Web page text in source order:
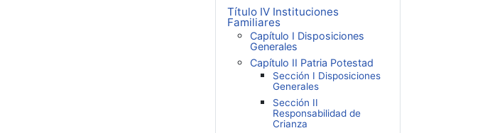
Título IV Instituciones
Familiares
Capítulo I Disposiciones
Generales
Capítulo II Patria Potestad
Sección I Disposiciones
Generales
Sección II
Responsabilidad de
Crianza